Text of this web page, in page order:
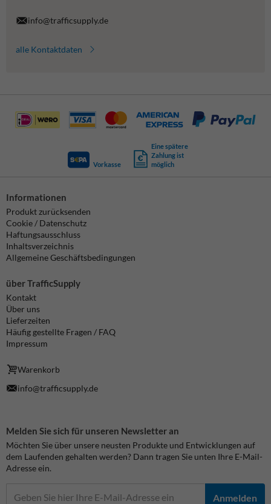
info@trafficsupply.de
alle Kontaktdaten
Vorkasse
Eine spätere
Zahlung ist
möglich
Informationen
Produkt zurücksenden
Cookie / Datenschutz
Haftungsausschluss
Inhaltsverzeichnis
Allgemeine Geschäftsbedingungen
über TrafficSupply
Kontakt
Über uns
Lieferzeiten
Häufig gestellte Fragen / FAQ
Impressum
Warenkorb
info@trafficsupply.de
Melden Sie sich für unseren Newsletter an
Möchten Sie über unsere neusten Produkte und Entwicklungen auf
dem Laufenden gehalten werden? Dann tragen Sie unten Ihre E-Mail-
Adresse ein.
Anmelden